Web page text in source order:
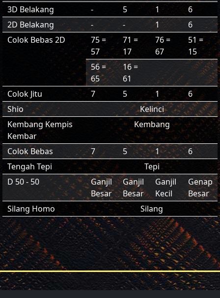
3D Belakang
- 5 1
6
2D Belakang
- - 1
6
Colok Bebas 2D
75 =
57
71 =
17
76 =
67
51 =
15
56 =
65
16 =
61
Colok Jitu
7 5 1
6
Shio
Kelinci
Kembang Kempis
Kembar
Kembang
Colok Bebas 7 5 1
6
Tengah Tepi
Tepi
D 50 - 50
Ganjil
Besar
Ganjil
Besar
Ganjil
Kecil
Genap
Besar
Silang Homo
Silang